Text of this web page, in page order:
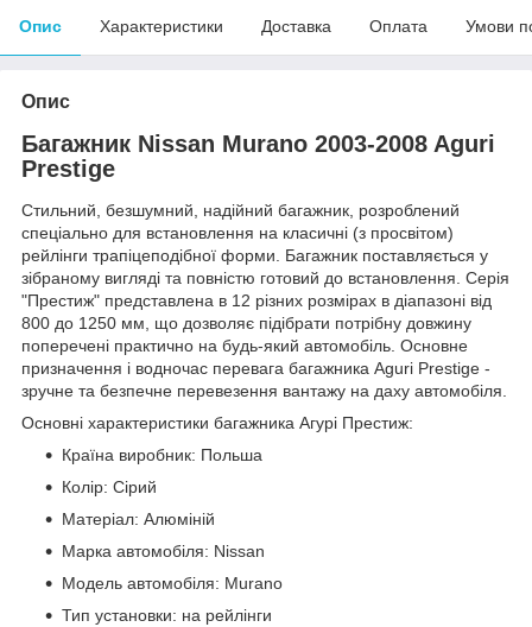
Опис Характеристики Доставка Оплата Умови
Опис
Багажник Nissan Murano 2003-2008 Aguri
Prestige
Стильний, безшумний, надійний багажник, розроблений
спеціально для встановлення на класичні (з просвітом)
рейлінги трапіцеподібної форми. Багажник поставляється у
зібраному вигляді та повністю готовий до встановлення. Серія
"Престиж" представлена в 12 різних розмірах в діапазоні від
800 до 1250 мм, що дозволяє підібрати потрібну довжину
поперечені практично на будь-який автомобіль. Основне
призначення і водночас перевага багажника Aguri Prestige -
зручне та безпечне перевезення вантажу на даху автомобіля.
Основні характеристики багажника Агурі Престиж:
Країна виробник: Польша
Колір: Сірий
Матеріал: Алюміній
Марка автомобіля: Nissan
Модель автомобіля: Murano
Тип установки: на рейлінги